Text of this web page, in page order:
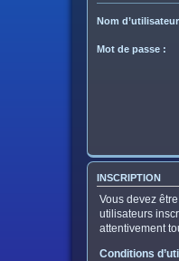
Nom
Mot de passe :
INSCRIPTION
Vous devez
utilisateurs
attentivement
Conditions